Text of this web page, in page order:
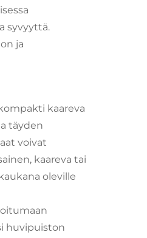
syvyyttä.
ja
kaareva
täyden
voivat
kaareva tai
oleville
huvipuiston